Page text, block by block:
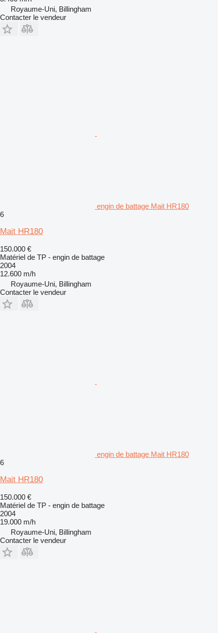
Royaume-Uni, Billingham
Contacter le vendeur
engin de battage Mait HR180
6
Mait HR180
150.000 €
Matériel de TP - engin de battage
2004
12.600 m/h
Royaume-Uni, Billingham
Contacter le vendeur
engin de battage Mait HR180
6
Mait HR180
150.000 €
Matériel de TP - engin de battage
2004
19.000 m/h
Royaume-Uni, Billingham
Contacter le vendeur